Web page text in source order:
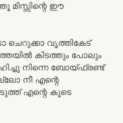
മിസ്സിന്റെ ഈ
ചെറുക്കാ വൃത്തികേട്
കിടത്തും പോലും
നിന്നെ ബോയ്ഫ്രണ്ട്
നീ എന്റെ
എന്റെ കൂടെ